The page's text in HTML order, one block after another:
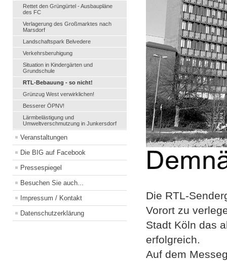
Rettet den Grüngürtel - Ausbaupläne
des FC
Verlagerung des Großmarktes nach
Marsdorf
Landschaftspark Belvedere
Verkehrsberuhigung
Situation in Kindergärten und
Grundschule
RTL-Bebauung - so nicht!
Grünzug West verwirklichen!
Besserer ÖPNV!
Lärmbelästigung und
Umweltverschmutzung in Junkersdorf
Veranstaltungen
Die BIG auf Facebook
Pressespiegel
Besuchen Sie auch...
Impressum / Kontakt
Datenschutzerklärung
Die RTL-
Vorort zu
Stadt Köln das
erfolgreich.
Auf dem